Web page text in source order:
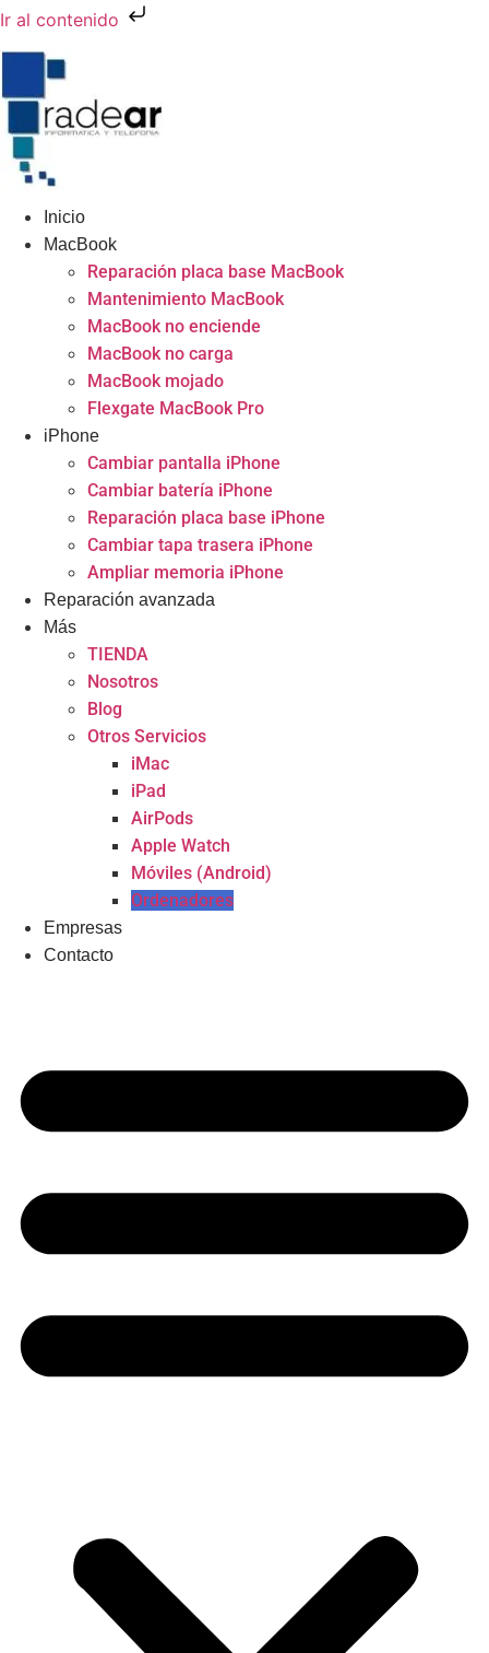
Ir al contenido
Inicio
MacBook
Reparación placa base MacBook
Mantenimiento MacBook
MacBook no enciende
MacBook no carga
MacBook mojado
Flexgate MacBook Pro
iPhone
Cambiar pantalla iPhone
Cambiar batería iPhone
Reparación placa base iPhone
Cambiar tapa trasera iPhone
Ampliar memoria iPhone
Reparación avanzada
Más
TIENDA
Nosotros
Blog
Otros Servicios
iMac
iPad
AirPods
Apple Watch
Móviles (Android)
Ordenadores
Empresas
Contacto